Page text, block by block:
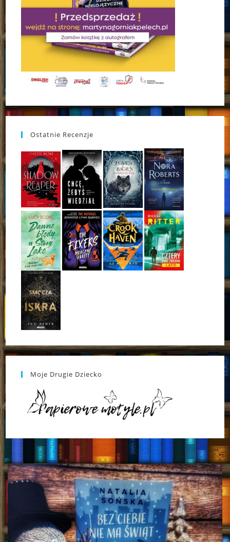
Ostatnie Recenzje
Moje Drugie Dziecko